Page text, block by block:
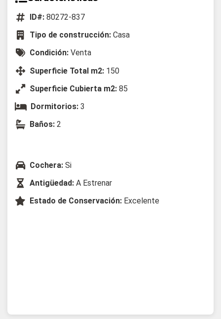
ID#: 80272-837
Tipo de construcción: Casa
Condición: Venta
Superficie Total m2: 150
Superficie Cubierta m2: 85
Dormitorios: 3
Baños: 2
Cochera: Si
Antigüedad: A Estrenar
Estado de Conservación: Excelente